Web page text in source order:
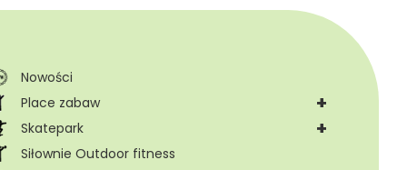
Nowości
+
Place zabaw
+
Skatepark
Siłownie Outdoor fitness